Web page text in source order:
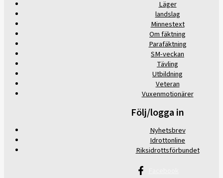
Läger
landslag
Minnestext
Om fäktning
Parafäktning
SM-veckan
Tävling
Utbildning
Veteran
Vuxenmotionärer
Följ/logga in
Nyhetsbrev
Idrottonline
Riksidrottsförbundet